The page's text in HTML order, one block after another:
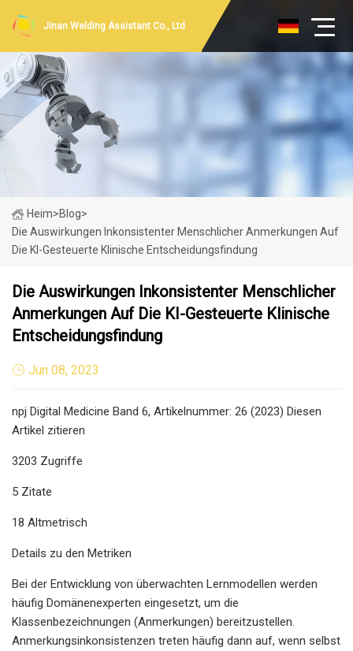
Jinan Welding Assistant Co., Ltd
Heim>Blog>
Die Auswirkungen Inkonsistenter Menschlicher Anmerkungen Auf
Die KI-Gesteuerte Klinische Entscheidungsfindung
Die Auswirkungen Inkonsistenter Menschlicher
Anmerkungen Auf Die KI-Gesteuerte Klinische
Entscheidungsfindung
Jun 08, 2023
npj Digital Medicine Band 6, Artikelnummer: 26 (2023) Diesen
Artikel zitieren
3203 Zugriffe
5 Zitate
18 Altmetrisch
Details zu den Metriken
Bei der Entwicklung von überwachten Lernmodellen werden
häufig Domänenexperten eingesetzt, um die
Klassenbezeichnungen (Anmerkungen) bereitzustellen.
Anmerkungsinkonsistenzen treten häufig dann auf, wenn selbst